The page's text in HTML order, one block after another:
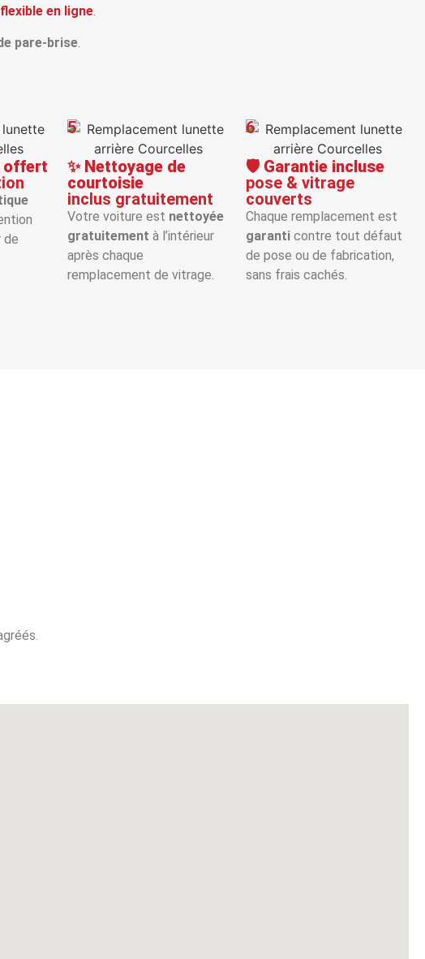
en ligne
pare‑brise
offert
de
5
✨ Nettoyage de
courtoisie
inclus gratuitement
Votre voiture est nettoyée
gratuitement à l’intérieur
après chaque
remplacement de vitrage.
6
🛡️ Garantie incluse
pose & vitrage
couverts
Chaque remplacement est
garanti contre tout défaut
de pose ou de fabrication,
sans frais cachés.